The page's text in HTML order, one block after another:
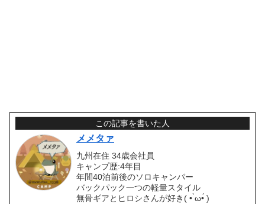
この記事を書いた人
メメタァ
九州在住 34歳会社員
キャンプ歴:4年目
年間40泊前後のソロキャンパー
バックパック一つの軽量スタイル
無骨ギアとヒロシさんが好き( • ̀ω•́ )